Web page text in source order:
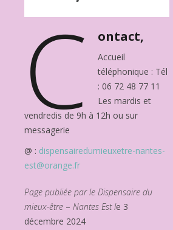
C ontact,
Accueil
téléphonique : Tél
: 06 72 48 77 11
Les mardis et
vendredis de 9h à 12h ou sur
messagerie
@ : dispensairedumieuxetre-nantes-
est@orange.fr
Page publiée par le Dispensaire du
mieux-être – Nantes Est le 3
décembre 2024